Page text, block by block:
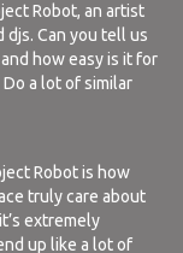
Robot, an artist
djs. Can you tell us
how easy is it for
a lot of similar
Robot is how
truly care about
extremely
up like a lot of